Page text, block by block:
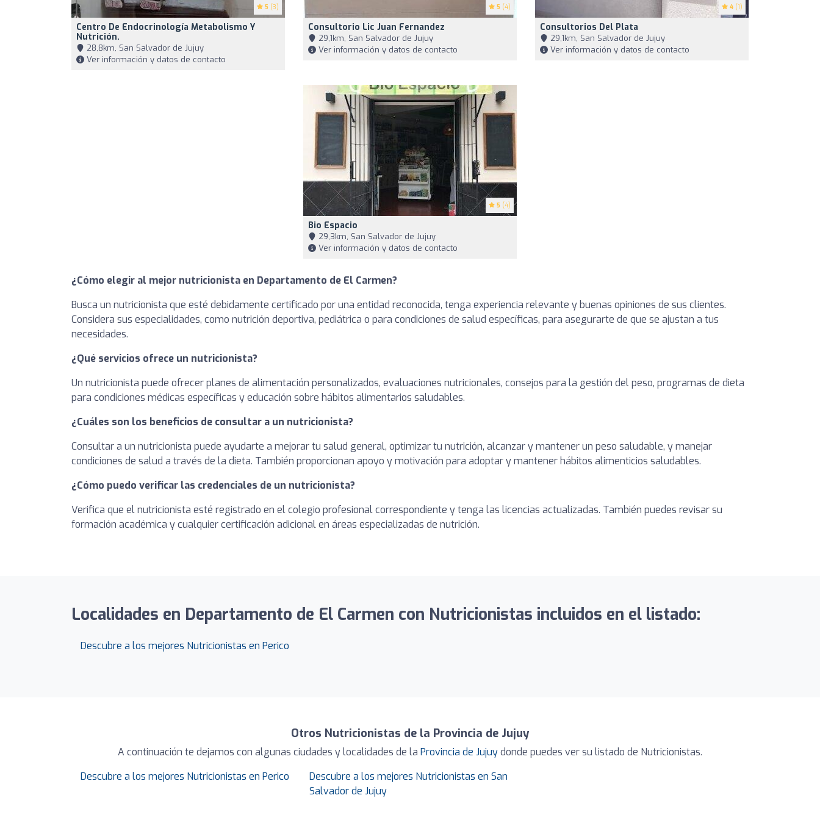
5 (3)
Centro De Endocrinología Metabolismo Y
Nutrición.
28,8km, San Salvador de Jujuy
Ver información y datos de contacto
5 (4)
Consultorio Lic Juan Fernandez
29,1km, San Salvador de Jujuy
Ver información y datos de contacto
4 (1)
Consultorios Del Plata
29,1km, San Salvador de Jujuy
Ver información y datos de contacto
5 (4)
Bio Espacio
29,3km, San Salvador de Jujuy
Ver información y datos de contacto
¿Cómo elegir al mejor nutricionista en Departamento de El Carmen?
Busca un nutricionista que esté debidamente certificado por una entidad reconocida, tenga experiencia relevante y buenas opiniones de sus clientes.
Considera sus especialidades, como nutrición deportiva, pediátrica o para condiciones de salud específicas, para asegurarte de que se ajustan a tus
necesidades.
¿Qué servicios ofrece un nutricionista?
Un nutricionista puede ofrecer planes de alimentación personalizados, evaluaciones nutricionales, consejos para la gestión del peso, programas de dieta
para condiciones médicas específicas y educación sobre hábitos alimentarios saludables.
¿Cuáles son los beneficios de consultar a un nutricionista?
Consultar a un nutricionista puede ayudarte a mejorar tu salud general, optimizar tu nutrición, alcanzar y mantener un peso saludable, y manejar
condiciones de salud a través de la dieta. También proporcionan apoyo y motivación para adoptar y mantener hábitos alimenticios saludables.
¿Cómo puedo verificar las credenciales de un nutricionista?
Verifica que el nutricionista esté registrado en el colegio profesional correspondiente y tenga las licencias actualizadas. También puedes revisar su
formación académica y cualquier certificación adicional en áreas especializadas de nutrición.
Localidades en Departamento de El Carmen con Nutricionistas incluidos en el listado:
Descubre a los mejores Nutricionistas en Perico
Otros Nutricionistas de la Provincia de Jujuy
A continuación te dejamos con algunas ciudades y localidades de la Provincia de Jujuydonde puedes ver su listado de Nutricionistas.
Descubre a los mejores Nutricionistas en Perico
Descubre a los mejores Nutricionistas en San
Salvador de Jujuy